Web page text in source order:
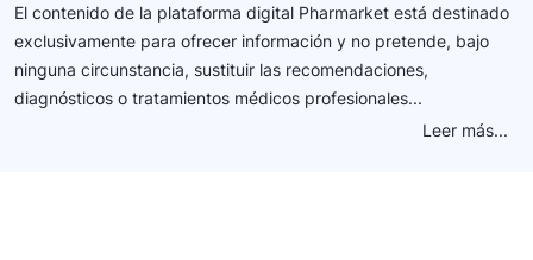
El contenido de la plataforma digital Pharmarket está destinado
exclusivamente para ofrecer información y no pretende, bajo
ninguna circunstancia, sustituir las recomendaciones,
diagnósticos o tratamientos médicos profesionales...
Leer más...